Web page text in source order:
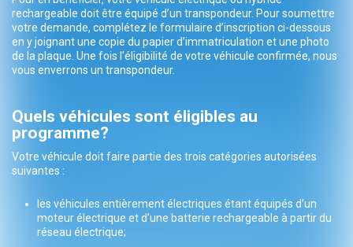
rechargeable doit être équipé d’un transpondeur. Pour soumettre
votre demande, complétez le formulaire d’inscription ci-dessous
en y joignant une copie du papier d’immatriculation et une photo
de la plaque. Une fois l’éligibilité de votre véhicule confirmée, nous
vous enverrons un transpondeur.
Quels véhicules sont éligibles au
programme?
Votre véhicule doit faire partie des trois catégories autorisées
suivantes :
les véhicules entièrement électriques étant équipés d’un
moteur électrique et d’une batterie rechargeable à partir du
réseau électrique;